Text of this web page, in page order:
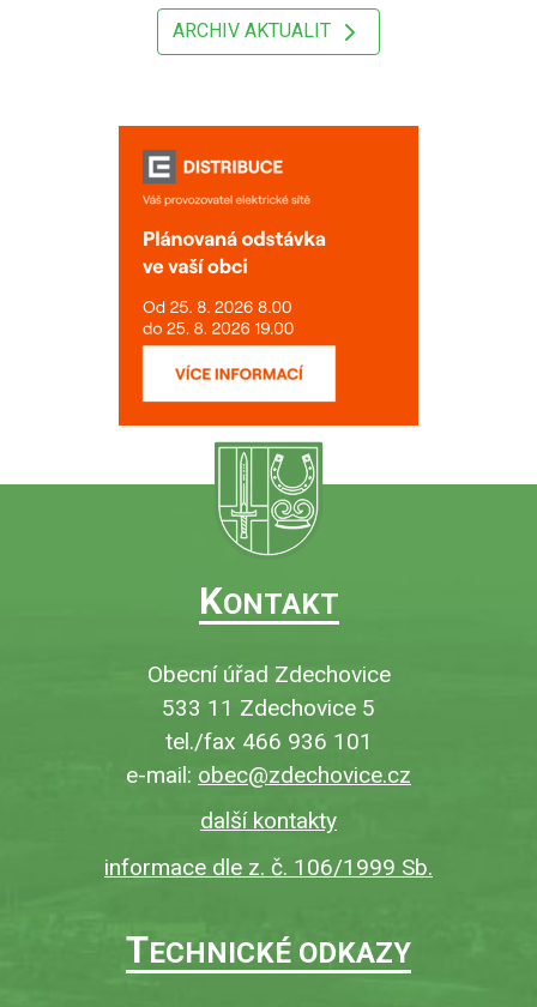
ARCHIV AKTUALIT
KONTAKT
Obecní úřad Zdechovice
533 11 Zdechovice 5
tel./fax 466 936 101
e-mail: obec@zdechovice.cz
další kontakty
informace dle z. č. 106/1999 Sb.
TECHNICKÉ ODKAZY